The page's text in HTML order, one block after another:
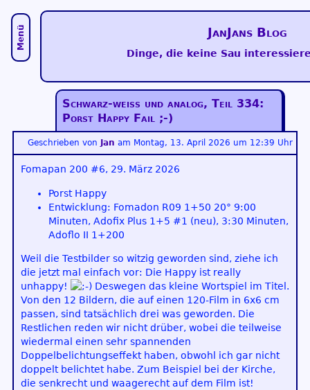
JanJans Blog
Dinge, die keine Sau
Schwarz-weiß und analog, Teil 334:
Porst Happy Fail ;-)
Geschrieben von Jan am Montag, 13. April 2026 um 12:39 Uhr
Fomapan 200 #6, 29. März 2026
Porst Happy
Entwicklung: Fomadon R09 1+50 20° 9:00
Minuten, Adofix Plus 1+5 #1 (neu), 3:30 Minuten,
Adoflo II 1+200
Weil die Testbilder so witzig geworden sind, ziehe ich
die jetzt mal einfach vor: Die Happy ist really
unhappy!
Deswegen das kleine Wortspiel im Titel.
Von den 12 Bildern, die auf einen 120-Film in 6x6 cm
passen, sind tatsächlich drei was geworden. Die
Restlichen reden wir nicht drüber, wobei die teilweise
wiedermal einen sehr spannenden
Doppelbelichtungseffekt haben, obwohl ich gar nicht
doppelt belichtet habe. Zum Beispiel bei der Kirche,
die senkrecht und waagerecht auf dem Film ist!
Menü